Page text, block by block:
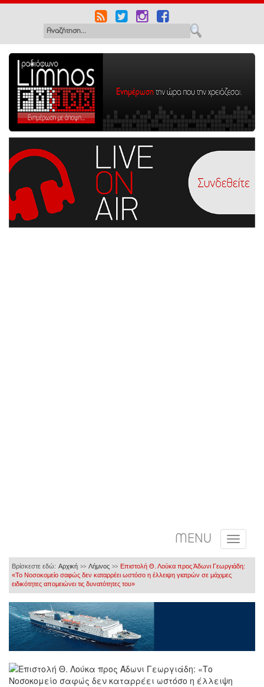
MENU
Βρίσκεστε εδώ: Αρχική >> Λήμνος >> Επιστολή Θ. Λούκα προς Άδωνι Γεωργιάδη:
«Το Νοσοκομείο σαφώς δεν καταρρέει ωστόσο η έλλειψη γιατρών σε μάχιμες
ειδικότητες απομειώνει τις δυνατότητες του»